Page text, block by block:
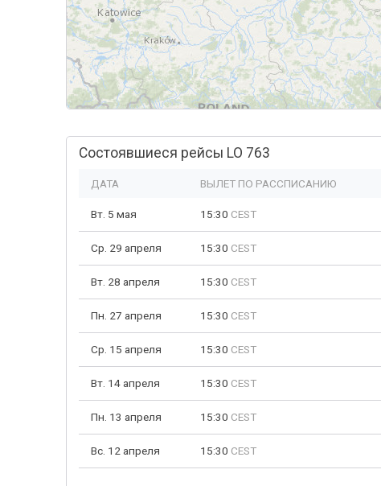
Состоявшиеся рейсы LO 763
ДАТА ВЫЛЕТ ПО РАССПИСАНИЮ
Вт. 5 мая 15:30 CEST
Ср. 29 апреля 15:30 CEST
Вт. 28 апреля 15:30 CEST
Пн. 27 апреля 15:30 CEST
Ср. 15 апреля 15:30 CEST
Вт. 14 апреля 15:30 CEST
Пн. 13 апреля 15:30 CEST
Вс. 12 апреля 15:30 CEST